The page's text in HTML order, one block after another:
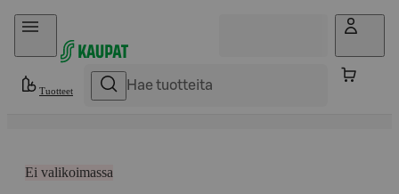
Hyppää sisältöön
Tuotteet
Ei valikoimassa